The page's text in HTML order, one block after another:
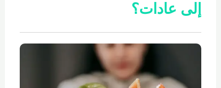
إلى عادات؟